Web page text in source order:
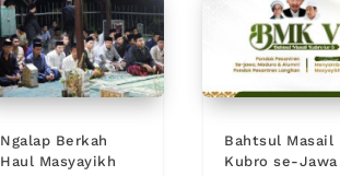
Ngalap Berkah
Haul Masyayikh
Bahtsul Masail
Kubro se-Jawa